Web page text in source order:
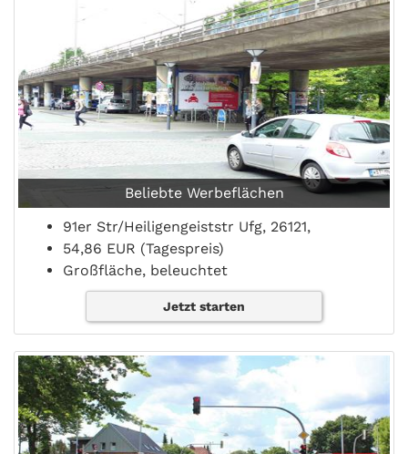
Beliebte Werbeflächen
91er Str/Heiligengeiststr Ufg, 26121,
54,86 EUR (Tagespreis)
Großfläche, beleuchtet
Jetzt starten